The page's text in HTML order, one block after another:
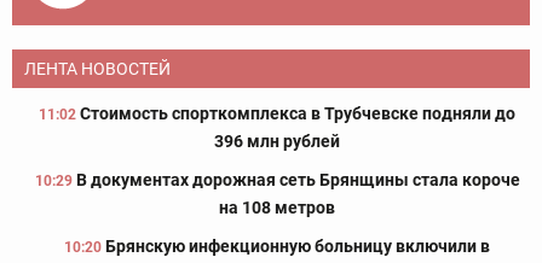
ЛЕНТА НОВОСТЕЙ
11:02 Стоимость спорткомплекса в Трубчевске подняли до
396 млн рублей
10:29 В документах дорожная сеть Брянщины стала короче
на 108 метров
10:20 Брянскую инфекционную больницу включили в